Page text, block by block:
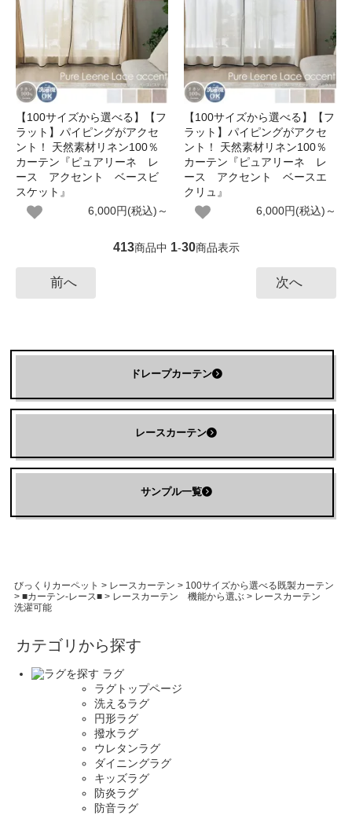
【100サイズから選べる】【フ
ラット】パイピングがアクセ
ント！ 天然素材リネン100％
カーテン『ピュアリーネ レ
ース アクセント ベースビ
スケット』
6,000円(税込)～
【100サイズから選べる】【フ
ラット】パイピングがアクセ
ント！ 天然素材リネン100％
カーテン『ピュアリーネ レ
ース アクセント ベースエ
クリュ』
6,000円(税込)～
413商品中 1-30商品表示
前へ 次へ
ドレープカーテン
レースカーテン
サンプル一覧
びっくりカーペット > レースカーテン > 100サイズから選べる既製カーテン
> ■カーテン-レース■> レースカーテン 機能から選ぶ> レースカーテン
洗濯可能
カテゴリから探す
ラグ
ラグトップページ
洗えるラグ
円形ラグ
撥水ラグ
ウレタンラグ
ダイニングラグ
キッズラグ
防炎ラグ
防音ラグ